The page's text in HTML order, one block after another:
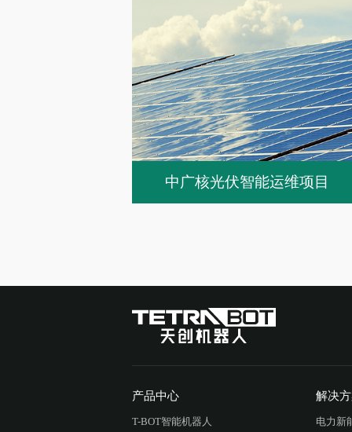
中广核光伏智能运维项目
产品中心
T-BOT智能机器人
解决
电力新